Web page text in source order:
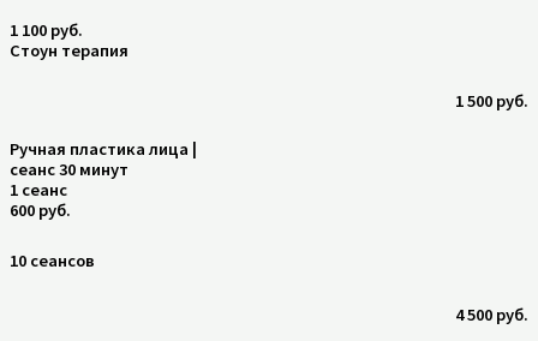
1 100 руб.
Стоун терапия
1 500 руб.
Ручная пластика лица |
сеанс 30 минут
1 сеанс
600 руб.
10 сеансов
4 500 руб.